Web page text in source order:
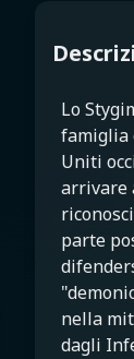
Lo
famiglia
Uniti
arrivare
parte
nella
dagli